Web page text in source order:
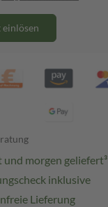
einlösen
morgen geliefert³
inklusive
Lieferung